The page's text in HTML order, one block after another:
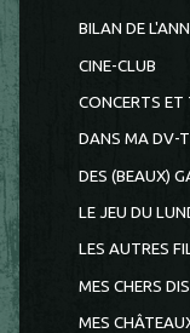
BILAN DE
CINE-CLUB
CONCERTS ET
DANS MA DV-
DES (BEAUX)
LE JEU DU
LES AUTRES
MES CHERS
MES